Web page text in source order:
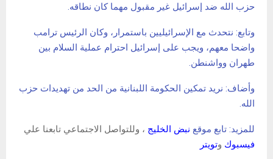
حزب الله ضد إسرائيل غير مقبول مهما كان نطاقه.
وتابع: نتحدث مع الإسرائيليين باستمرار، وكان الرئيس ترامب
واضحا معهم، ويجب على إسرائيل احترام عملية السلام بين
طهران وواشنطن.
وأضاف: نريد تمكين الحكومة اللبنانية من الحد من تهديدات حزب
الله.
للمزيد: تابع موقع نبض الخليج ، وللتواصل الاجتماعي تابعنا علي
فيسبوك وتويتر